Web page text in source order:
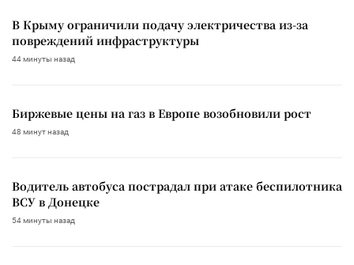
В Крыму ограничили подачу электричества из-за
повреждений инфраструктуры
44 минуты назад
Биржевые цены на газ в Европе возобновили рост
48 минут назад
Водитель автобуса пострадал при атаке беспилотника
ВСУ в Донецке
54 минуты назад